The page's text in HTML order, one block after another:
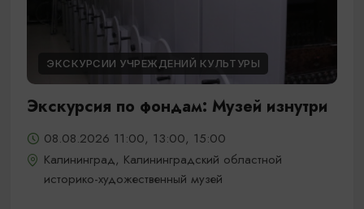
ЭКСКУРСИИ УЧРЕЖДЕНИЙ КУЛЬТУРЫ
Экскурсия по фондам: Музей изнутри
08.08.2026 11:00, 13:00, 15:00
Калининград, Калининградский областной
историко-художественный музей